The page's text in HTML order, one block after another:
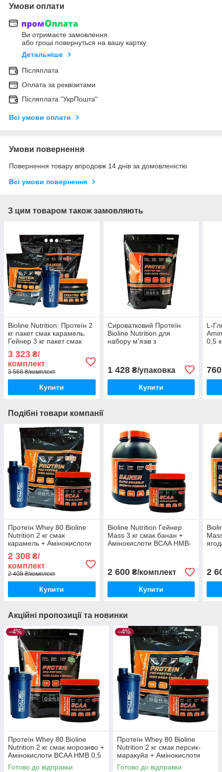
Умови оплати
Ви отримаєте замовлення
або гроші повернуться на вашу картку
Детальніше
Післяплата
Оплата за реквізитами
Післяплата "УкрПошта"
Всі умови оплати
Умови повернення
Повернення товару впродовж 14 днів за домовленістю
Всі умови повернення
З цим товаром також замовляють
Bioline Nutrition: Протеїн 2
кг пакет смак карамель.
Гейнер 3 кг пакет смак
Шейкер
3 323 ₴/
комплект
3 568 ₴/комплект
Купити
Сироватковий Протеїн
Bioline Nutrition для
набору м'язів з
1 428₴/упаковка
Купити
L-
0,5
760
Подібні товари компанії
Протеїн Whey 80 Bioline
Nutrition 2 кг смак
карамель + Амінокислоти
BCAA HMB 0,5 кг + шейкер
2 308 ₴/
комплект
2 408 ₴/комплект
Купити
Bioline Nutrition Гейнер
Mass 3 кг смак банан +
Амінокислоти BCAA HMB-
2 600₴/комплект
Купити
2
Акційні пропозиції та новинки
–4%
Протеїн Whey 80 Bioline
Nutrition 2 кг смак морозиво +
Амінокислоти BCAA HMB 0,5
кг + шейкер
Готово до відправки
–4%
Протеїн Whey 80 Bioline
Nutrition 2 кг смак персик-
маракуйа + Амінокислоти
BCAA HMB 0,5 кг + шейкер
Готово до відправки